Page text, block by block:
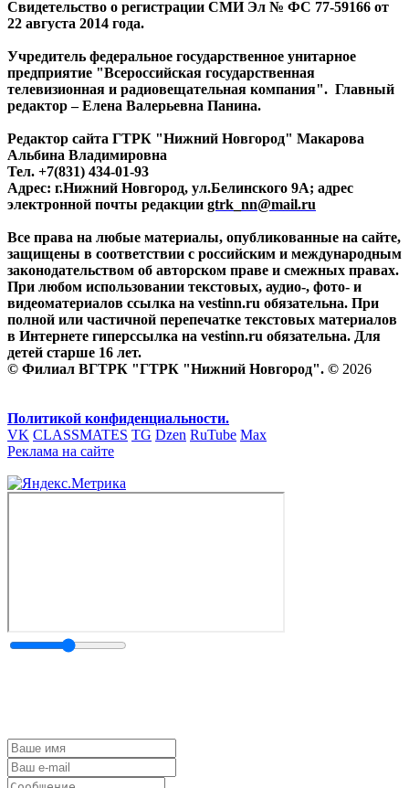
Свидетельство о регистрации СМИ Эл № ФС 77-59166 от
22 августа 2014 года.
Учредитель федеральное государственное унитарное
предприятие "Всероссийская государственная
телевизионная и радиовещательная компания". Главный
редактор – Елена Валерьевна Панина.
Редактор сайта ГТРК "Нижний Новгород" Макарова
Альбина Владимировна
Тел. +7(831) 434-01-93
Адрес: г.Нижний Новгород, ул.Белинского 9А; адрес
электронной почты редакции gtrk_nn@mail.ru
Все права на любые материалы, опубликованные на сайте,
защищены в соответствии с российским и международным
законодательством об авторском праве и смежных правах.
При любом использовании текстовых, аудио-, фото- и
видеоматериалов ссылка на vestinn.ru обязательна. При
полной или частичной перепечатке текстовых материалов
в Интернете гиперссылка на vestinn.ru обязательна. Для
детей старше 16 лет.
© Филиал ВГТРК "ГТРК "Нижний Новгород". © 2026
Политикой конфиденциальности.
VK CLASSMATES TG Dzen RuTube Max
Реклама на сайте